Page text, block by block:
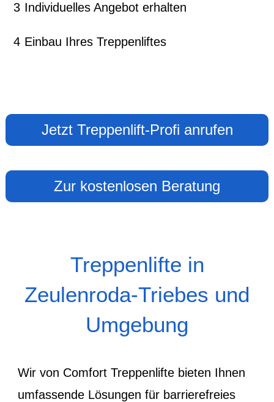
3 Individuelles Angebot erhalten
4 Einbau Ihres Treppenliftes
Jetzt Treppenlift-Profi anrufen
Zur kostenlosen Beratung
Treppenlifte in
Zeulenroda-Triebes und
Umgebung
Wir von Comfort Treppenlifte bieten Ihnen
umfassende Lösungen für barrierefreies